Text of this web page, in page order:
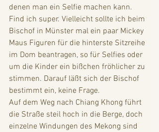
denen man ein Selfie machen kann.
Find ich super. Vielleicht sollte ich beim
Bischof in Münster mal ein paar Mickey
Maus Figuren für die hinterste Sitzreihe
im Dom beantragen, so für Selfies oder
um die Kinder ein bißchen fröhlicher zu
stimmen. Darauf läßt sich der Bischof
bestimmt ein, keine Frage.
Auf dem Weg nach Chiang Khong führt
die Straße steil hoch in die Berge, doch
einzelne Windungen des Mekong sind